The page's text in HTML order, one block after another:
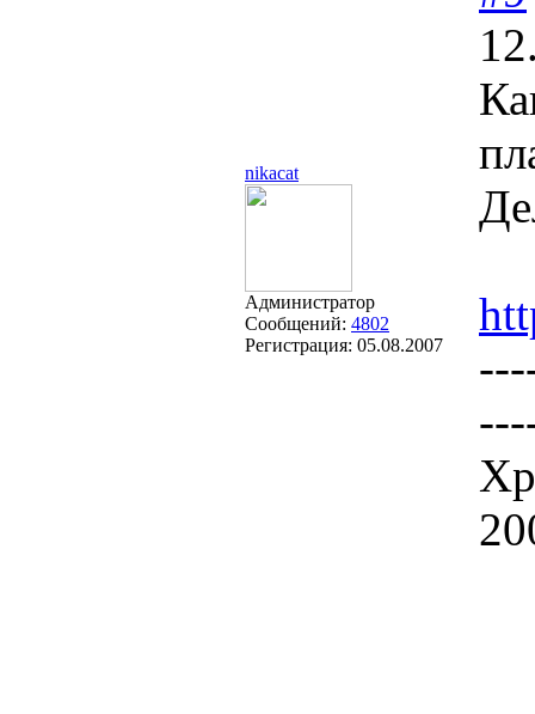
nikacat
Администратор
Сообщений: 4802
Регистрация: 05.08.2007